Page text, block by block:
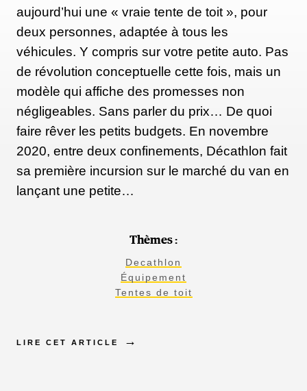
aujourd’hui une « vraie tente de toit », pour
deux personnes, adaptée à tous les
véhicules. Y compris sur votre petite auto. Pas
de révolution conceptuelle cette fois, mais un
modèle qui affiche des promesses non
négligeables. Sans parler du prix… De quoi
faire rêver les petits budgets. En novembre
2020, entre deux confinements, Décathlon fait
sa première incursion sur le marché du van en
lançant une petite…
Thèmes :
Decathlon
Équipement
Tentes de toit
LIRE CET ARTICLE